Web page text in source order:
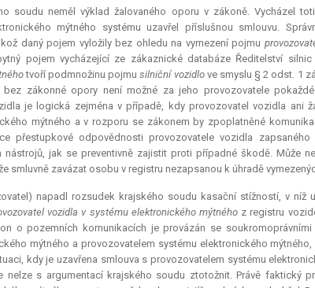
soudu neměl výklad žalovaného oporu v zákoně. Vycházel
mýtného systému uzavřel příslušnou smlouvu.
daný pojem vyložily bez ohledu na vymezení pojmu
pojem vycházející ze zákaznické databáze Ředitelství
tvoří podmnožinu pojmusilniční vozidlove smyslu § 2 odst. 1
bez zákonné opory není možné za jeho provozovatele
je logická zejména v případě, kdy provozovatel vozidla ani
mýtného a v rozporu se zákonem by zpoplatněné
přestupkové odpovědnosti provozovatele vozidla
nástrojů, jak se preventivně zajistit proti případné škodě. Může
smluvně zavázat osobu v registru nezapsanou k úhradě
napadl rozsudek krajského soudu kasační stížností, v
vozidla v systému elektronického mýtného z registru
o pozemních komunikacích je provázán se
mýtného a provozovatelem systému elektronického
kdy je uzavřena smlouva s provozovatelem systému
nelze s argumentací krajského soudu ztotožnit. Právě faktický